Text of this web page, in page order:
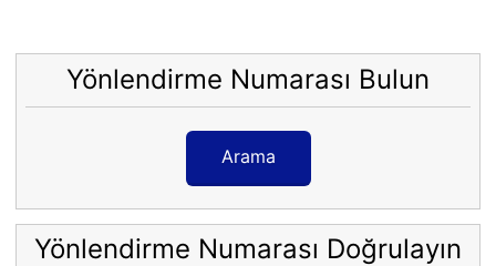
Yönlendirme Numarası Bulun
Arama
Yönlendirme Numarası Doğrulayın